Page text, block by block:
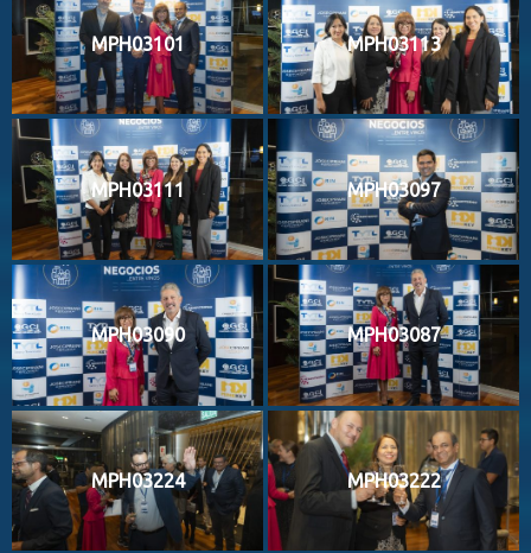
MPH03101 MPH03113
MPH03111 MPH03097
MPH03090 MPH03087
MPH03224 MPH03222